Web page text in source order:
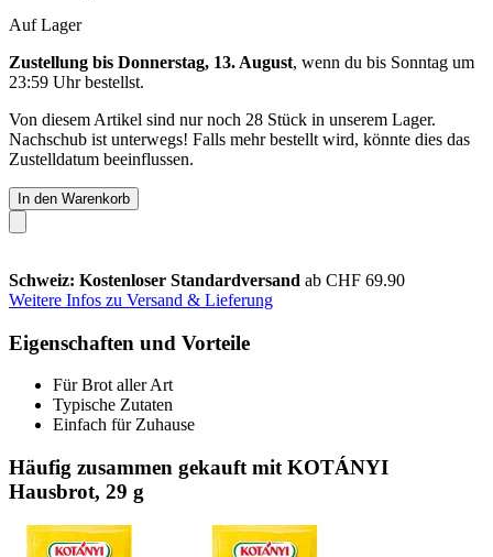
Auf Lager
Zustellung bis Donnerstag, 13. August, wenn du bis Sonntag um
23:59 Uhrbestellst.
Von diesem Artikel sind nur noch 28 Stück in unserem Lager.
Nachschub ist unterwegs! Falls mehr bestellt wird, könnte dies das
Zustelldatum beeinflussen.
In den Warenkorb
Schweiz: Kostenloser Standardversand ab CHF 69.90
Weitere Infos zu Versand & Lieferung
Eigenschaften und Vorteile
Für Brot aller Art
Typische Zutaten
Einfach für Zuhause
Häufig zusammen gekauft mit KOTÁNYI
Hausbrot, 29 g